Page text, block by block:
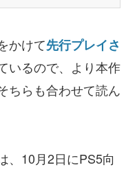
かけて先行プレイさ
いるので、より本作
ちらも合わせて読ん
、10月2日にPS5向